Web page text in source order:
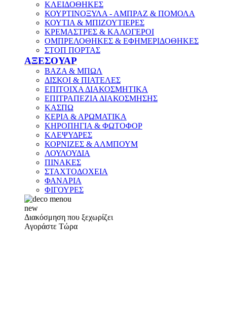
ΚΛΕΙΔΟΘΗΚΕΣ
ΚΟΥΡΤΙΝΟΞΥΛΑ - ΑΜΠΡΑΖ & ΠΟΜΟΛΑ
ΚΟΥΤΙΑ & ΜΠΙΖΟΥΤΙΕΡΕΣ
ΚΡΕΜΑΣΤΡΕΣ & ΚΑΛΟΓΕΡΟΙ
ΟΜΠΡΕΛΟΘΗΚΕΣ & ΕΦΗΜΕΡΙΔΟΘΗΚΕΣ
ΣΤΟΠ ΠΟΡΤΑΣ
ΑΞΕΣΟΥΑΡ
ΒΑΖΑ & ΜΠΩΛ
ΔΙΣΚΟΙ & ΠΙΑΤΕΛΕΣ
ΕΠΙΤΟΙΧΑ ΔΙΑΚΟΣΜΗΤΙΚΑ
ΕΠΙΤΡΑΠΕΖΙΑ ΔΙΑΚΟΣΜΗΣΗΣ
ΚΑΣΠΩ
ΚΕΡΙΑ & ΑΡΩΜΑΤΙΚΑ
ΚΗΡΟΠΗΓΙΑ & ΦΩΤΟΦΟΡ
ΚΛΕΨΥΔΡΕΣ
ΚΟΡΝΙΖΕΣ & ΑΛΜΠΟΥΜ
ΛΟΥΛΟΥΔΙΑ
ΠΙΝΑΚΕΣ
ΣΤΑΧΤΟΔΟΧΕΙΑ
ΦΑΝΑΡΙΑ
ΦΙΓΟΥΡΕΣ
new
Διακόσμηση που ξεχωρίζει
Αγοράστε Τώρα